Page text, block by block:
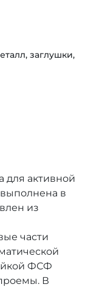
заглушки,
для активной
в
из
части
ФСФ
В